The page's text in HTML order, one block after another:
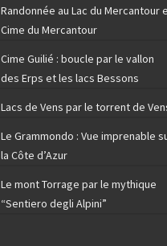
Randonnée au Lac du Mercantour
Cime du Mercantour
Cime Guilié : boucle par le vallon
des Erps et les lacs Bessons
Lacs de Vens par le torrent de
Le Grammondo : Vue imprenable
la Côte d’Azur
Le mont Torrage par le mythique
“Sentiero degli Alpini”